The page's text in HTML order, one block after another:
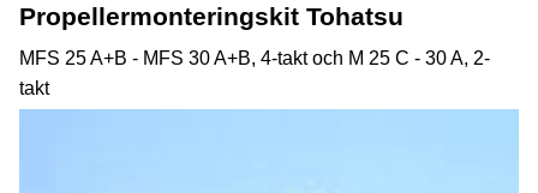
Propellermonteringskit Tohatsu
MFS 25 A+B - MFS 30 A+B, 4-takt och M 25 C - 30 A, 2-
takt